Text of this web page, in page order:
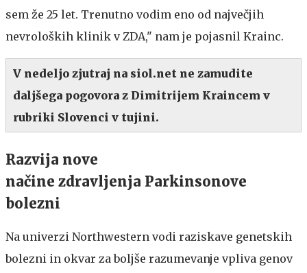
sem že 25 let. Trenutno vodim eno od največjih
nevroloških klinik v ZDA," nam je pojasnil Krainc.
V nedeljo zjutraj na siol.net ne zamudite
daljšega pogovora z Dimitrijem Kraincem v
rubriki Slovenci v tujini.
Razvija nove
načine zdravljenja Parkinsonove
bolezni
Na univerzi Northwestern vodi raziskave genetskih
bolezni in okvar za boljše razumevanje vpliva genov